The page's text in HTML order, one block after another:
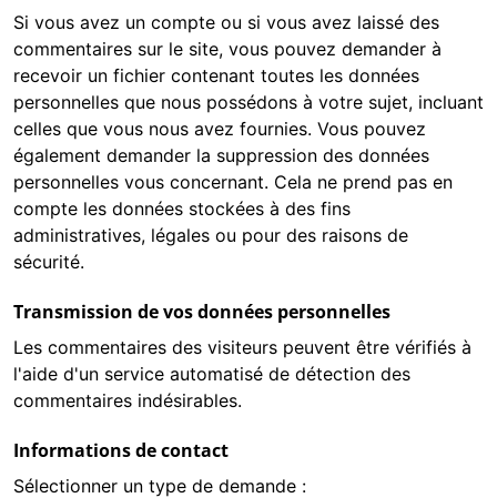
Si vous avez un compte ou si vous avez laissé des
commentaires sur le site, vous pouvez demander à
recevoir un fichier contenant toutes les données
personnelles que nous possédons à votre sujet, incluant
celles que vous nous avez fournies. Vous pouvez
également demander la suppression des données
personnelles vous concernant. Cela ne prend pas en
compte les données stockées à des fins
administratives, légales ou pour des raisons de
sécurité.
Transmission de vos données personnelles
Les commentaires des visiteurs peuvent être vérifiés à
l'aide d'un service automatisé de détection des
commentaires indésirables.
Informations de contact
Sélectionner un type de demande :